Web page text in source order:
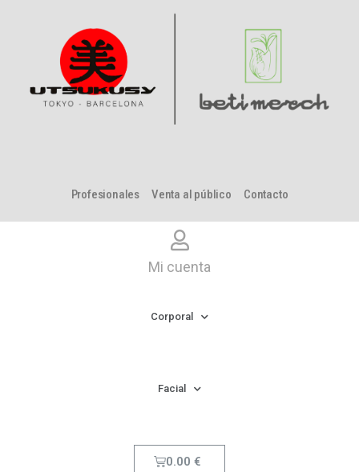
Profesionales Venta al público Contacto
Mi cuenta
Corporal
Facial
0.00€